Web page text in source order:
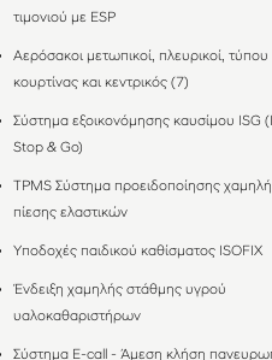
τιμονιού με ESP
Αερόσακοι μετωπικοί, πλευρικοί, τύπου
κουρτίνας και κεντρικός (7)
Σύστημα εξοικονόμησης καυσίμου ISG
Stop & Go)
TPMS Σύστημα προειδοποίησης
πίεσης ελαστικών
Υποδοχές παιδικού καθίσματος ISOFIX
Ένδειξη χαμηλής στάθμης υγρού
υαλοκαθαριστήρων
Σύστημα E-call - Άμεση κλήση